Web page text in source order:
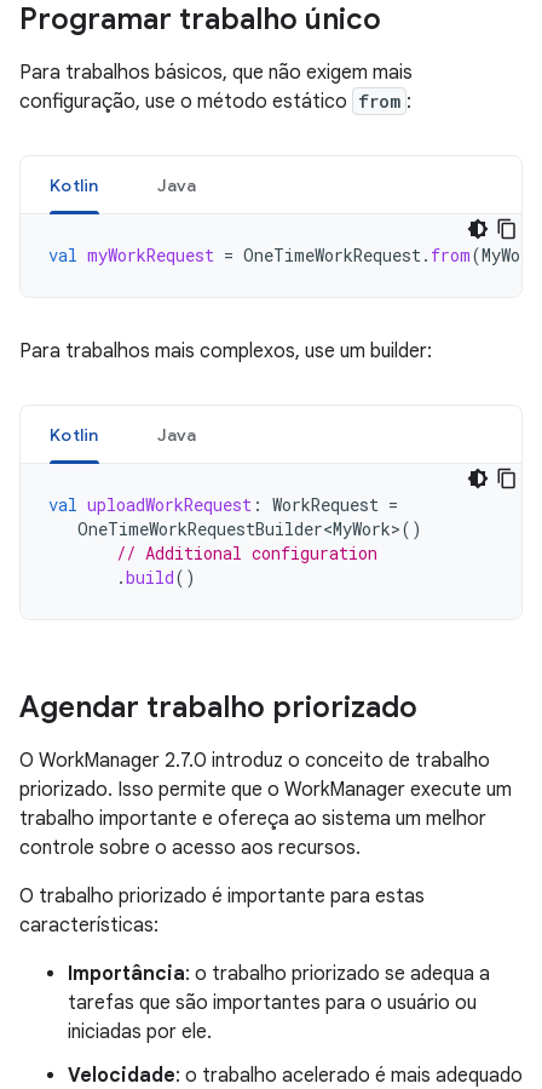
Programar trabalho único
Para trabalhos básicos, que não exigem mais
configuração, use o método estático from :
Kotlin Java
val myWorkRequest = OneTimeWorkRequest. from(MyWork
Para trabalhos mais complexos, use um builder:
Kotlin Java
val uploadWorkRequest : WorkRequest =
OneTimeWorkRequestBuilder<MyWork>()
// Additional configuration
.build()
Agendar trabalho priorizado
O WorkManager 2.7.0 introduz o conceito de trabalho
priorizado. Isso permite que o WorkManager execute um
trabalho importante e ofereça ao sistema um melhor
controle sobre o acesso aos recursos.
O trabalho priorizado é importante para estas
características:
Importância: o trabalho priorizado se adequa a
tarefas que são importantes para o usuário ou
iniciadas por ele.
Velocidade: o trabalho acelerado é mais adequado